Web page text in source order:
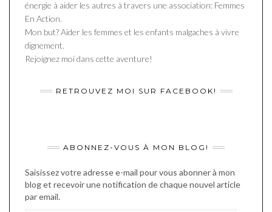
énergie à aider les autres à travers une association: Femmes
En Action.
Mon but? Aider les femmes et les enfants malgaches à vivre
dignement.
Rejoignez moi dans cette aventure!
RETROUVEZ MOI SUR FACEBOOK!
ABONNEZ-VOUS À MON BLOG!
Saisissez votre adresse e-mail pour vous abonner à mon
blog et recevoir une notification de chaque nouvel article
par email.